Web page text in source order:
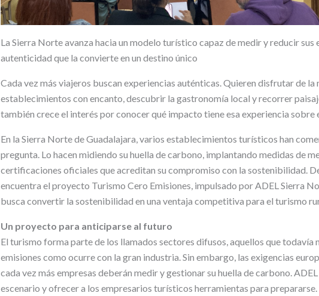
La Sierra Norte avanza hacia un modelo turístico capaz de medir y reducir sus
autenticidad que la convierte en un destino único
Cada vez más viajeros buscan experiencias auténticas. Quieren disfrutar de la
establecimientos con encanto, descubrir la gastronomía local y recorrer
también crece el interés por conocer qué impacto tiene esa experiencia
En la Sierra Norte de Guadalajara, varios establecimientos turísticos han
pregunta. Lo hacen midiendo su huella de carbono, implantando medidas de
certificaciones oficiales que acreditan su compromiso con la sostenibilidad.
encuentra el proyecto Turismo Cero Emisiones, impulsado por ADEL Sierra
busca convertir la sostenibilidad en una ventaja competitiva para el turismo
Un proyecto para anticiparse al futuro
El turismo forma parte de los llamados sectores difusos, aquellos que todavía
emisiones como ocurre con la gran industria. Sin embargo, las exigencias
cada vez más empresas deberán medir y gestionar su huella de carbono.
escenario y ofrecer a los empresarios turísticos herramientas para prepararse.